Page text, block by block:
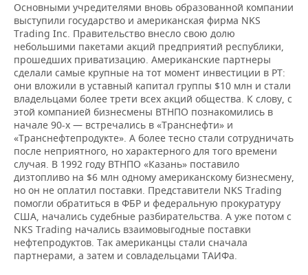
Основными учредителями вновь образованной компании
выступили государство и американская фирма NKS
Trading Inc. Правительство внесло свою долю
небольшими пакетами акций предприятий республики,
прошедших приватизацию. Американские партнеры
сделали самые крупные на тот момент инвестиции в РТ:
они вложили в уставный капитал группы $10 млн и стали
владельцами более трети всех акций общества. К слову, с
этой компанией бизнесмены ВТНПО познакомились в
начале 90-х — встречались в «Транснефти» и
«Транснефтепродукте». А более тесно стали сотрудничать
после неприятного, но характерного для того времени
случая. В 1992 году ВТНПО «Казань» поставило
дизтопливо на $6 млн одному американскому бизнесмену,
но он не оплатил поставки. Представители NKS Trading
помогли обратиться в ФБР и федеральную прокуратуру
США, начались судебные разбирательства. А уже потом с
NKS Trading начались взаимовыгодные поставки
нефтепродуктов. Так американцы стали сначала
партнерами, а затем и совладельцами ТАИФа.